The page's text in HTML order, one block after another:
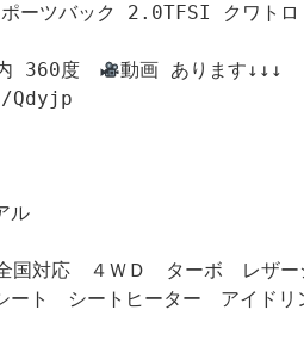
ーツバック 2.0TFSI クワト
360度
動画 あります↓↓↓
ル
国対応　４ＷＤ　ターボ　レザ
ート　シートヒーター　アイドリ